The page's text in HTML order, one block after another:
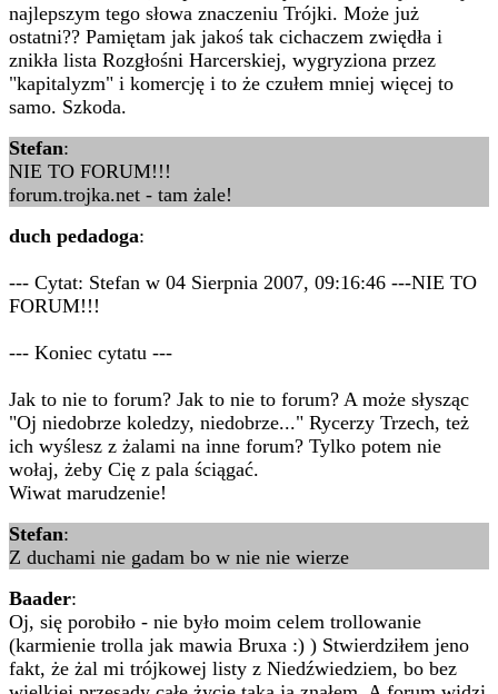
najlepszym tego słowa znaczeniu Trójki. Może już
ostatni?? Pamiętam jak jakoś tak cichaczem zwiędła i
znikła lista Rozgłośni Harcerskiej, wygryziona przez
"kapitalyzm" i komercję i to że czułem mniej więcej to
samo. Szkoda.
Stefan:
NIE TO FORUM!!!
forum.trojka.net - tam żale!
duch pedadoga:
--- Cytat: Stefan w 04 Sierpnia 2007, 09:16:46 ---NIE TO
FORUM!!!
--- Koniec cytatu ---
Jak to nie to forum? Jak to nie to forum? A może słysząc
"Oj niedobrze koledzy, niedobrze..." Rycerzy Trzech, też
ich wyślesz z żalami na inne forum? Tylko potem nie
wołaj, żeby Cię z pala ściągać.
Wiwat marudzenie!
Stefan:
Z duchami nie gadam bo w nie nie wierze
Baader:
Oj, się porobiło - nie było moim celem trollowanie
(karmienie trolla jak mawia Bruxa :) ) Stwierdziłem jeno
fakt, że żal mi trójkowej listy z Niedźwiedziem, bo bez